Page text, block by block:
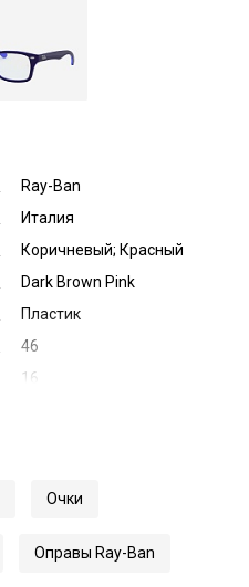
Ray-Ban
Италия
Коричневый; Красный
Dark Brown Pink
Пластик
46
16
Очки
Оправы Ray-Ban